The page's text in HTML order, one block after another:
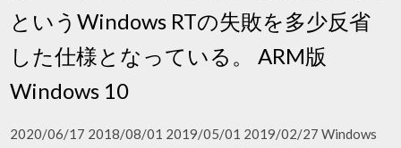
というWindows RTの失敗を多少反省
した仕様となっている。 ARM版
Windows 10
2020/06/17 2018/08/01 2019/05/01 2019/02/27 Windows